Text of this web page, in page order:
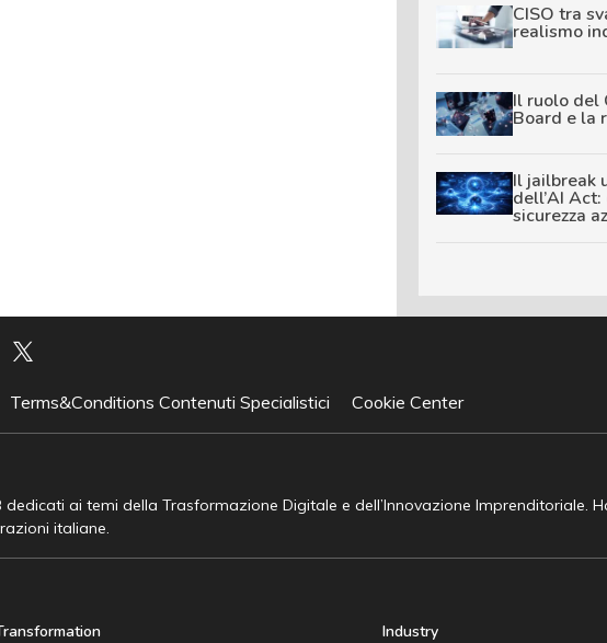
CISO tra
realismo
Il ruolo del
Board e la
Il jailbreak
dell’AI
sicurezza
Terms&Conditions Contenuti Specialistici Cookie Center
ai temi della Trasformazione Digitale e dell’Innovazione Imprenditoriale.
italiane.
Industry